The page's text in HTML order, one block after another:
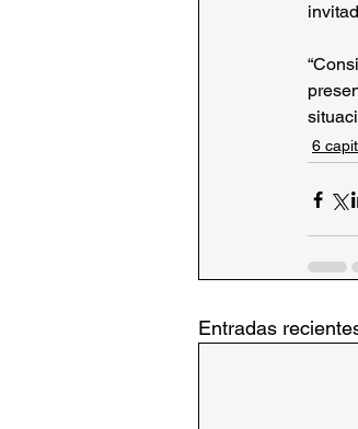
6
Entradas